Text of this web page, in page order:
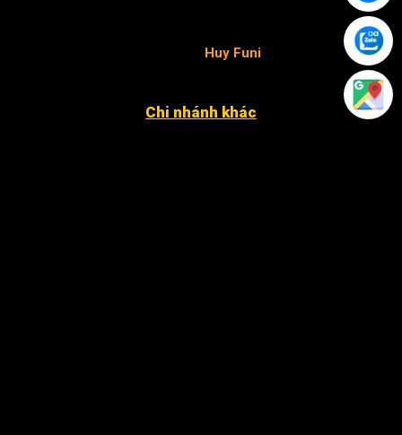
Giấy chứng nhận ĐKKD số 0315653154 do Sở Kế hoạch
và Đầu tư TP.HCM cấp ngày 02/05/2019 - chịu trách
Huy Funi.
Chi nhánh khác